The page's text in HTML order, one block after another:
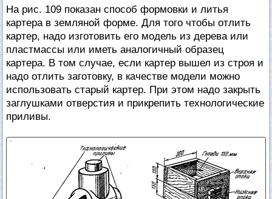
На рис. 109 показан способ формовки и литья
картера в земляной форме. Для того чтобы отлить
картер, надо изготовить его модель из дерева или
пластмассы или иметь аналогичный образец
картера. В том случае, если картер вышел из строя и
надо отлить заготовку, в качестве модели можно
использовать старый картер. При этом надо закрыть
заглушками отверстия и прикрепить технологические
приливы.